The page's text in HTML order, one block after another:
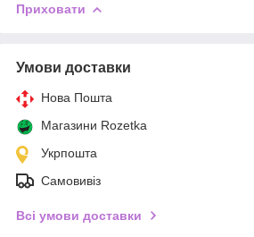
Приховати
Умови доставки
Нова Пошта
Магазини Rozetka
Укрпошта
Самовивіз
Всі умови доставки